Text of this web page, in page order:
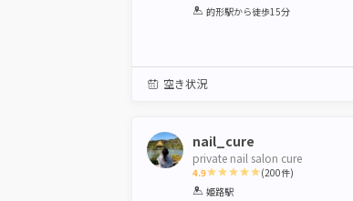
1 2 3 4 5
的形駅から徒歩15分
空き状況
nail_cure
private nail salon cure
4.9
1 2 3
(200件)
姫路駅